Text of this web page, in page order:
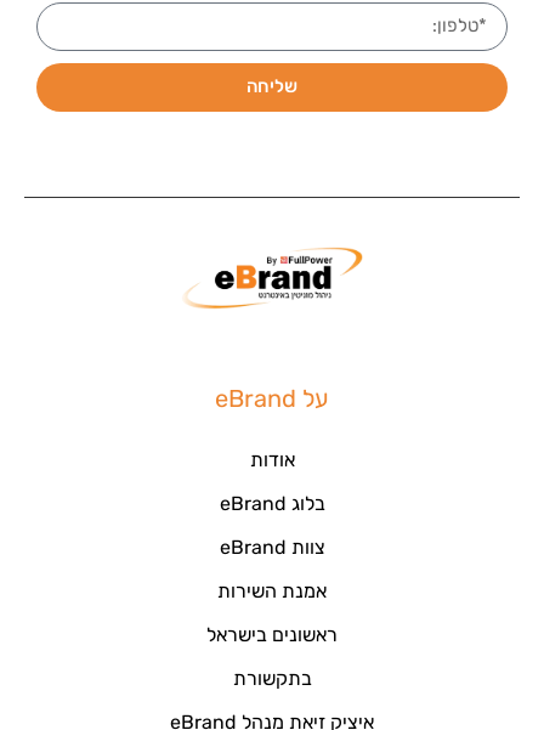
שליחה
על eBrand
אודות
בלוג eBrand
צוות eBrand
אמנת השירות
ראשונים בישראל
בתקשורת
איציק זיאת מנהל eBrand